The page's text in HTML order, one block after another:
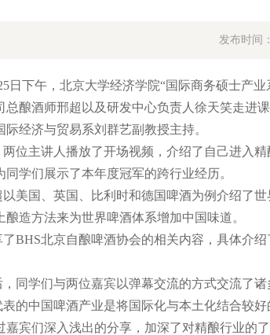
发布时间
下午，北京大学经济学院“国际商务硕士产
总酿酒师邢超以及研发中心负责人徐天笑走进
际经济与贸易系刘群艺副教授主持。
主讲人播放了开场视频，介绍了自己进入精
同学们展示了本年度冠军的跨行业经历。
国、英国、比利时和德国啤酒为例介绍了世
酿造方法来为世界啤酒体系增加中国味道。
北京自酿啤酒协会的相关内容，具体介绍
学们与两位嘉宾以弹幕交流的方式交流了诸
中国啤酒产业是将国际化与本土化结合较好
嘉宾们深入浅出的分享，加深了对精酿行业的